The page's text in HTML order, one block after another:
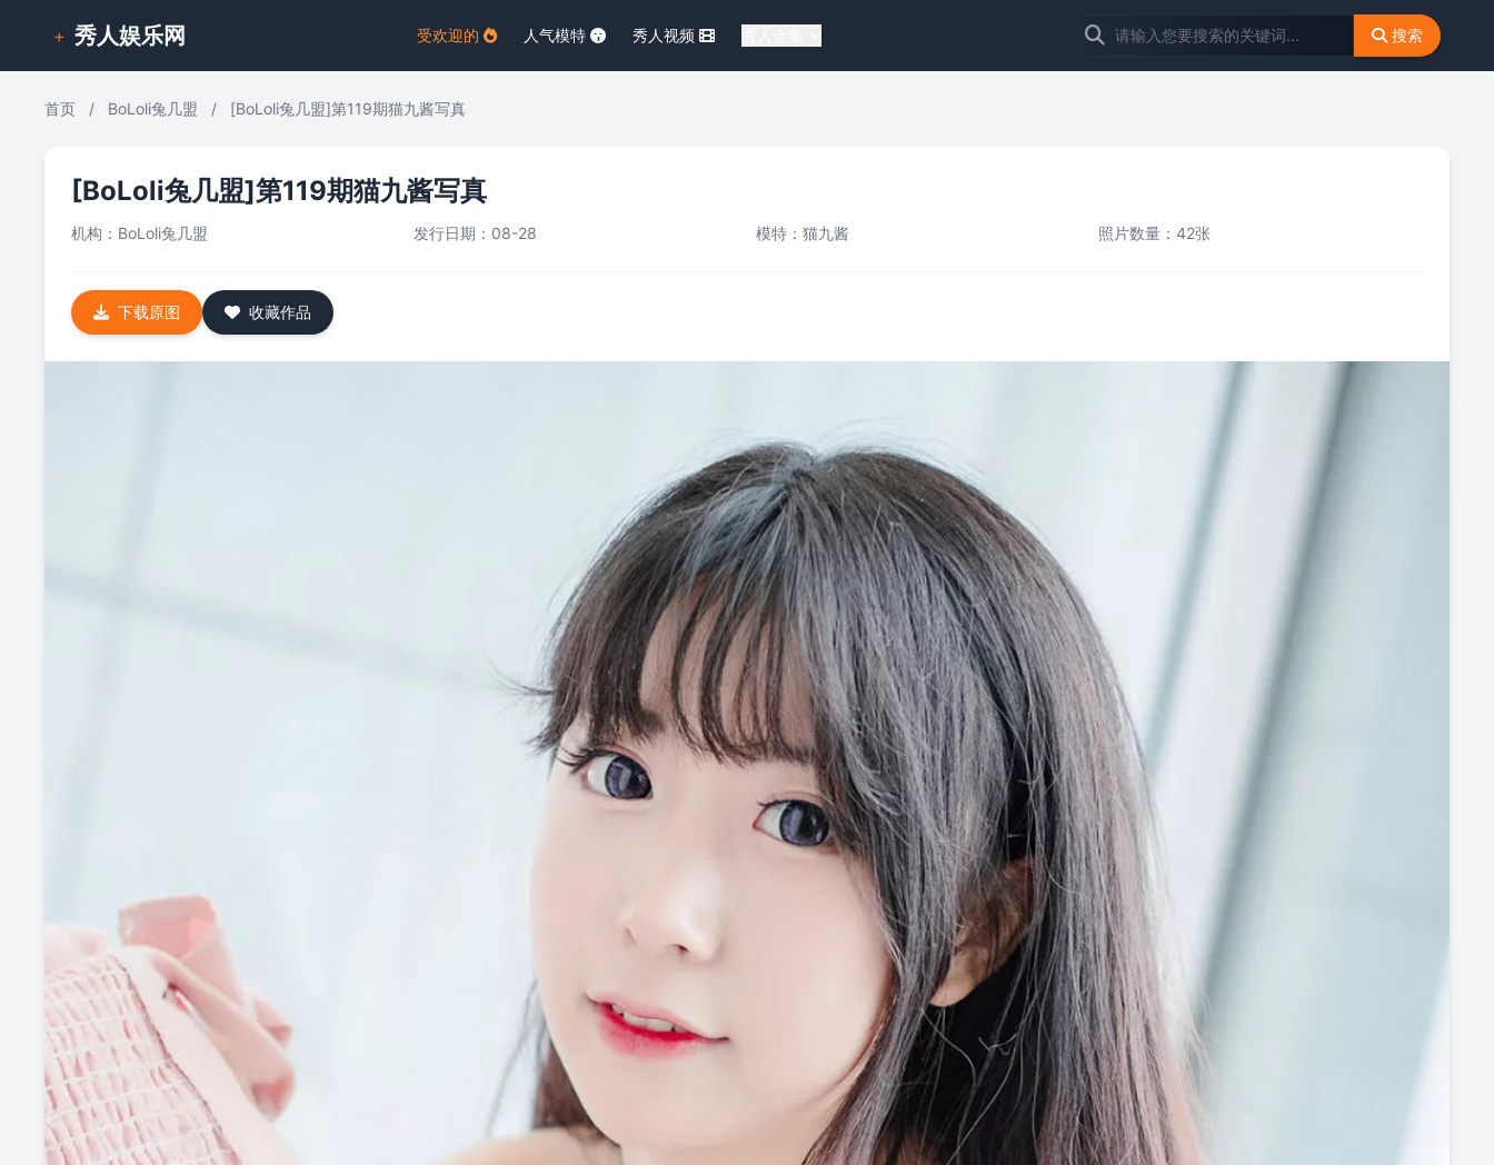
+ 秀人娱乐网 受欢迎的 人气模特 秀人视频 搜索
首页 / BoLoli兔几盟 / [BoLoli兔几盟]第119期猫九酱写真
[BoLoli兔几盟]第119期猫九酱写真
机构： BoLoli兔几盟 发行日期：08-28 模特： 猫九酱 照片数量：42张
下载原图 收藏作品